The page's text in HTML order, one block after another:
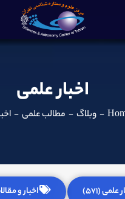
اخبار علمی
- وبلاگ - مطالب علمی -
علمی (571) اخبار و